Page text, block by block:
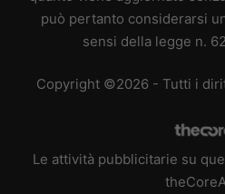
può pertanto considerarsi
sensi della legge n.
Copyright ©2026 - Tutti i
Le attività pubblicitarie su